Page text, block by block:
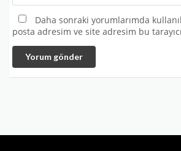
Daha sonraki yorumlarımda
posta adresim ve site adresim bu
Yorum gönder